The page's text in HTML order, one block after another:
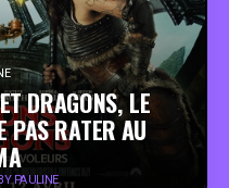
KULTT
DRAGONS, LE
PAS RATER AU
PAULINE